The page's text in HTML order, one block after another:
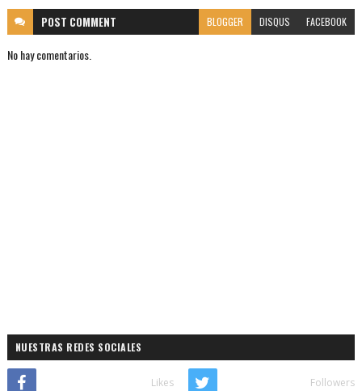
POST COMMENT BLOGGER DISQUS FACEBOOK
No hay comentarios.
NUESTRAS REDES SOCIALES
Likes Followers